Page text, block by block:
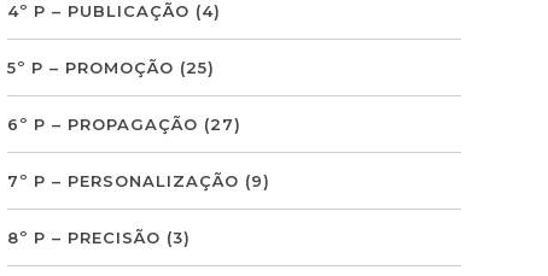
4º P – PUBLICAÇÃO (4)
5º P – PROMOÇÃO (25)
6º P – PROPAGAÇÃO (27)
7º P – PERSONALIZAÇÃO (9)
8º P – PRECISÃO (3)